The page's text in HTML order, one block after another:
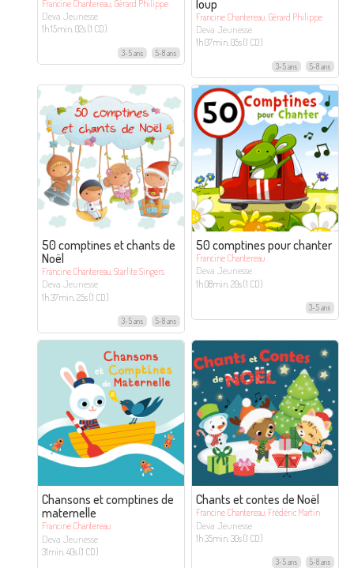
Francine Chantereau, Gérard Philippe
Deva Jeunesse
1h 15min. 02s (1 CD)
3-5 ans 5-8 ans
loup
Francine Chantereau, Gérard Philippe
Deva Jeunesse
1h 07min. 05s (1 CD)
3-5 ans 5-8 ans
50 comptines et chants de
Noël
Francine Chantereau, Starlite Singers
Deva Jeunesse
1h 37min. 25s (1 CD)
3-5 ans 5-8 ans
50 comptines pour chanter
Francine Chantereau
Deva Jeunesse
1h 08min. 20s (1 CD)
3-5 ans
Chansons et comptines de
maternelle
Francine Chantereau
Deva Jeunesse
31min. 40s (1 CD)
Chants et contes de Noël
Francine Chantereau, Frédéric Martin
Deva Jeunesse
1h 35min. 30s (1 CD)
3-5 ans 5-8 ans